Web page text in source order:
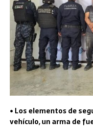
• Los elementos de
vehículo, un arma de